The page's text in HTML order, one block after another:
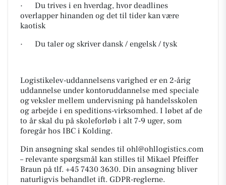
· Du trives i en hverdag, hvor deadlines
overlapper hinanden og det til tider kan være
kaotisk
· Du taler og skriver dansk / engelsk / tysk
Logistikelev-uddannelsens varighed er en 2-årig
uddannelse under kontoruddannelse med speciale
og veksler mellem undervisning på handelsskolen
og arbejde i en speditions-virksomhed. I løbet af de
to år skal du på skoleforløb i alt 7-9 uger, som
foregår hos IBC i Kolding.
Din ansøgning skal sendes til ohl@ohllogistics.com
– relevante spørgsmål kan stilles til Mikael Pfeiffer
Braun på tlf. +45 7430 3630. Din ansøgning bliver
naturligvis behandlet ift. GDPR-reglerne.